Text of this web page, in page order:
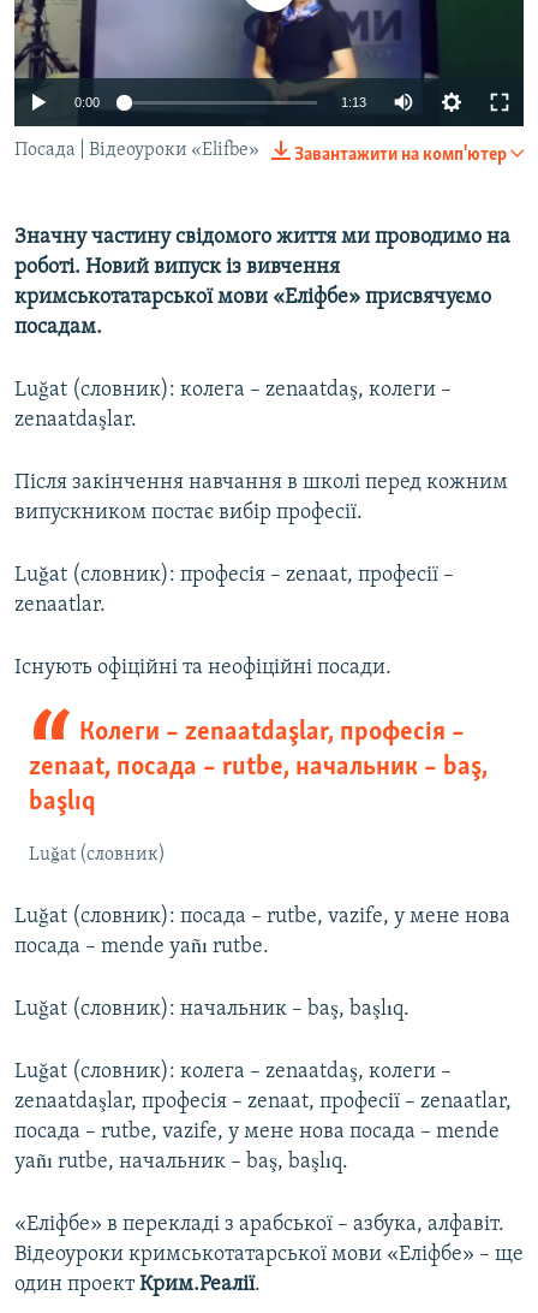
ВІДЕОУРОКИ «ELIFBE»
СВІДЧЕННЯ ОКУПАЦІЇ
УКРАЇНСЬКА ПРОБЛЕМА КРИМУ
ІНФОГРАФІКА
Русский
Qırımtatar
ДОЛУЧАЙСЯ!
Усі сайти RFE/RL
0:00 1:13
Завантажити на комп'ютер
Посада | Відеоуроки «Elifbe»
Значну частину свідомого життя ми проводимо на
роботі. Новий випуск із вивчення
кримськотатарської мови «Еліфбе» присвячуємо
посадам.
Luğat (словник): колега – zenaatdaş, колеги –
zenaatdaşlar.
Після закінчення навчання в школі перед кожним
випускником постає вибір професії.
Luğat (словник): професія – zenaat, професії –
zenaatlar.
Існують офіційні та неофіційні посади.
Колеги – zenaatdaşlar, професія –
zenaat, посада – rutbe, начальник – baş,
başlıq
Luğat (словник)
Luğat (словник): посада – rutbe, vazife, у мене нова
посада – mende yañı rutbe.
Luğat (словник): начальник – baş, başlıq.
Luğat (словник): колега – zenaatdaş, колеги –
zenaatdaşlar, професія – zenaat, професії – zenaatlar,
посада – rutbe, vazife, у мене нова посада – mende
yañı rutbe, начальник – baş, başlıq.
«Еліфбе» в перекладі з арабської – азбука, алфавіт.
Відеоуроки кримськотатарської мови «Еліфбе» – ще
один проектКрим.Реалії.